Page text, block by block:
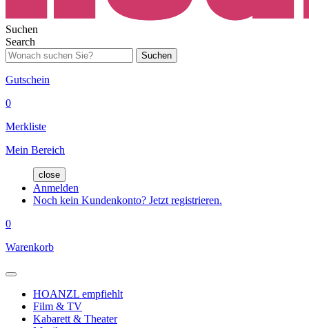
Suchen
Search
Suchen
Gutschein
0
Merkliste
Mein Bereich
close
Anmelden
Noch kein Kundenkonto? Jetzt registrieren.
0
Warenkorb
HOANZL empfiehlt
Film & TV
Kabarett & Theater